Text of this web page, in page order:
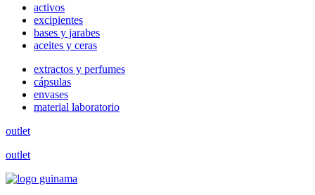
activos
excipientes
bases y jarabes
aceites y ceras
extractos y perfumes
cápsulas
envases
material laboratorio
outlet
outlet